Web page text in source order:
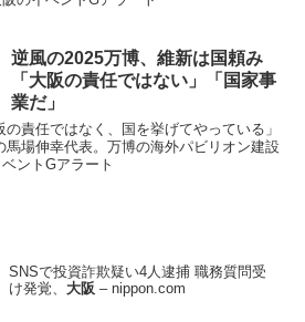
逆風の2025万博、維新は国頼み
「 大阪の責任ではない」「国家事
業だ」
責任ではなく、国を挙げてやっている」
馬場伸幸代表。万博の海外パビリオン建設
ントGアラート
SNSで投資詐欺疑い4人逮捕 職務質問受
け発覚、 大阪 – nippon.com